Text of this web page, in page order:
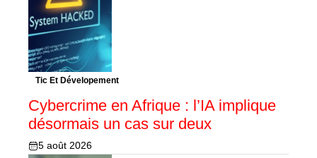
Tic Et Dévelopement
Cybercrime en Afrique : l’IA implique
désormais un cas sur deux
5 août 2026